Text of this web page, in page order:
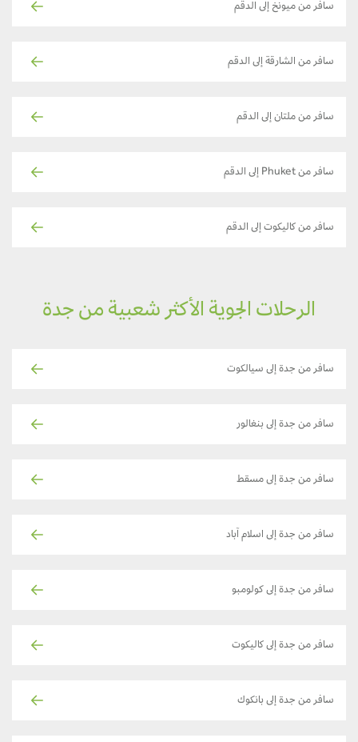
سافر من ميونخ إلى الدقم
سافر من الشارقة إلى الدقم
سافر من ملتان إلى الدقم
سافر من Phuket إلى الدقم
سافر من كاليكوت إلى الدقم
الرحلات الجوية الأكثر شعبية من جدة
سافر من جدة إلى سيالكوت
سافر من جدة إلى بنغالور
سافر من جدة إلى مسقط
سافر من جدة إلى اسلام آباد
سافر من جدة إلى كولومبو
سافر من جدة إلى كاليكوت
سافر من جدة إلى بانكوك